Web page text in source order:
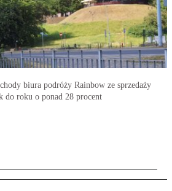
biura podróży Rainbow ze sprzedaży
do roku o ponad 28 procent